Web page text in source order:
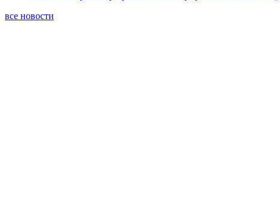
все новости